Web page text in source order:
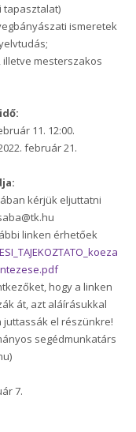
tapasztalat)
ismeretek
mesterszakos
11. 12:00.
február 21.
kérjük eljuttatni
linken érhetőek
hogy a linken
át, azt aláírásukkal
el részünkre!
segédmunkatárs
7.